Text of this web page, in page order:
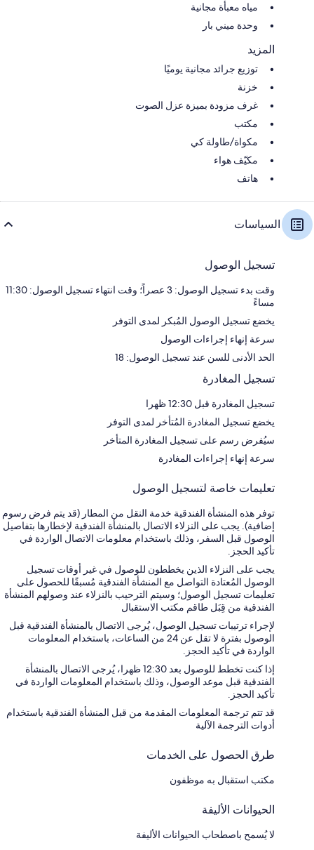
مياه معبأة مجانية
وحدة ميني بار
المزيد
توزيع جرائد مجانية يوميًا
خزنة
غرف مزودة بميزة عزل الصوت
مكتب
مكواة/طاولة كي
مكيّف هواء
هاتف
السياسات
تسجيل الوصول
وقت بدء تسجيل الوصول: 3 عصراً؛ وقت انتهاء تسجيل الوصول: 11:30
مساءً
يخضع تسجيل الوصول المُبكر لمدى التوفر
سرعة إنهاء إجراءات الوصول
الحد الأدنى للسن عند تسجيل الوصول: 18
تسجيل المغادرة
تسجيل المغادرة قبل 12:30 ظهرا
يخضع تسجيل المغادرة المُتأخر لمدى التوفر
سيُفرض رسم على تسجيل المغادرة المتأخر
سرعة إنهاء إجراءات المغادرة
تعليمات خاصة لتسجيل الوصول
توفر هذه المنشأة الفندقية خدمة النقل من المطار (قد يتم فرض رسوم
إضافية). يجب على النزلاء الاتصال بالمنشأة الفندقية لإخطارها بتفاصيل
الوصول قبل السفر، وذلك باستخدام معلومات الاتصال الواردة في
تأكيد الحجز.
يجب على النزلاء الذين يخططون للوصول في غير أوقات تسجيل
الوصول المُعتادة التواصل مع المنشأة الفندقية مُسبقًا للحصول على
تعليمات تسجيل الوصول؛ وسيتم الترحيب بالنزلاء عند وصولهم المنشأة
الفندقية من قِبَل طاقم مكتب الاستقبال
لإجراء ترتيبات تسجيل الوصول، يُرجى الاتصال بالمنشأة الفندقية قبل
الوصول بفترة لا تقل عن 24 من الساعات، باستخدام المعلومات
الواردة في تأكيد الحجز.
إذا كنت تخطط للوصول بعد 12:30 ظهرا، يُرجى الاتصال بالمنشأة
الفندقية قبل موعد الوصول، وذلك باستخدام المعلومات الواردة في
تأكيد الحجز.
قد تتم ترجمة المعلومات المقدمة من قبل المنشأة الفندقية باستخدام
أدوات الترجمة الآلية
طرق الحصول على الخدمات
مكتب استقبال به موظفون
الحيوانات الأليفة
لا يُسمح باصطحاب الحيوانات الأليفة